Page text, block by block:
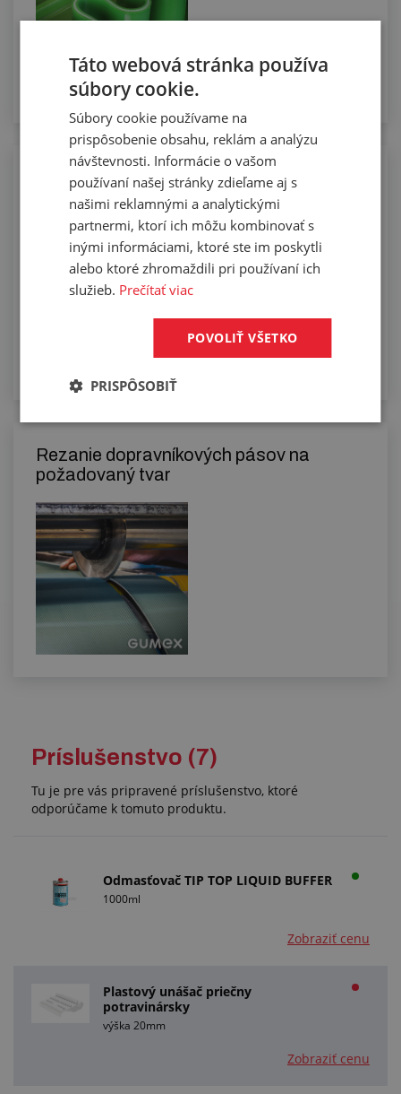
Osadzovanie PVC a PU pásov
unášačmi a vodiacimi klinkami
Rezanie dopravníkových pásov na
požadovaný tvar
Príslušenstvo (7)
Tu je pre vás pripravené príslušenstvo, ktoré
odporúčame k tomuto produktu.
Odmasťovač TIP TOP LIQUID BUFFER
1000ml
Zobraziť cenu
Plastový unášač priečny
potravinársky
výška 20mm
Zobraziť cenu
Táto webová stránka používa
súbory cookie.
Súbory cookie používame na
prispôsobenie obsahu, reklám a analýzu
návštevnosti. Informácie o vašom
používaní našej stránky zdieľame aj s
našimi reklamnými a analytickými
partnermi, ktorí ich môžu kombinovať s
inými informáciami, ktoré ste im poskytli
alebo ktoré zhromaždili pri používaní ich
služieb. Prečítať viac
POVOLIŤ VŠETKO
PRISPÔSOBIŤ